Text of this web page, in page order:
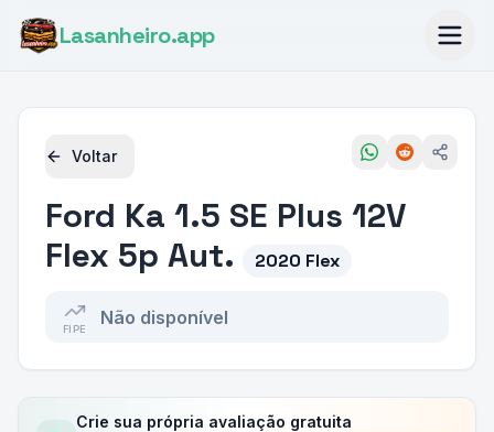
Lasanheiro.app
Voltar
Ford Ka 1.5 SE Plus 12V
Flex 5p Aut.
2020 Flex
FIPE
Não disponível
Crie sua própria avaliação gratuita